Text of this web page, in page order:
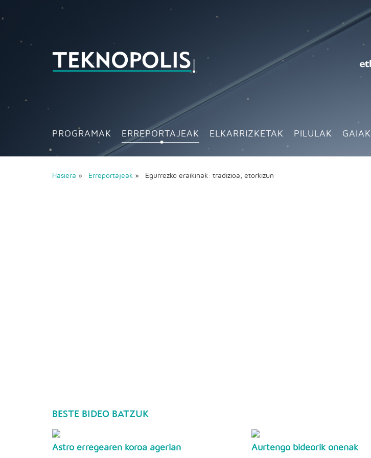
PROGRAMAK ERREPORTAJEAK ELKARRIZKETAK PILULAK GAIAK
Hasiera » Erreportajeak » Egurrezko eraikinak: tradizioa, etorkizun
BESTE BIDEO BATZUK
Astro erregearen koroa agerian Aurtengo bideorik onenak